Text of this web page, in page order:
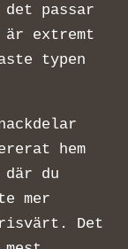
passar
är extremt
typen
hem
du
mer
Det